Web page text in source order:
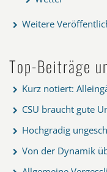
Weitere
Top-Beiträge
Kurz notiert:
CSU braucht gute
Hochgradig
Von der Dynamik